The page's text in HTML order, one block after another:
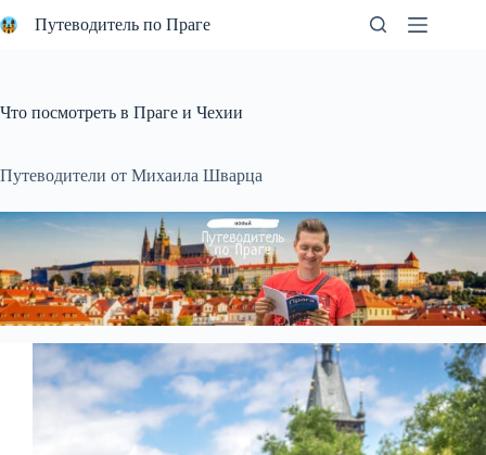
к
Путеводитель по Праге
Что посмотреть в Праге и Чехии
Путеводители от Михаила Шварца